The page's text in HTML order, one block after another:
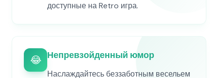
доступные на Retro игра.
😂 Непревзойденный юмор
Наслаждайтесь беззаботным весельем